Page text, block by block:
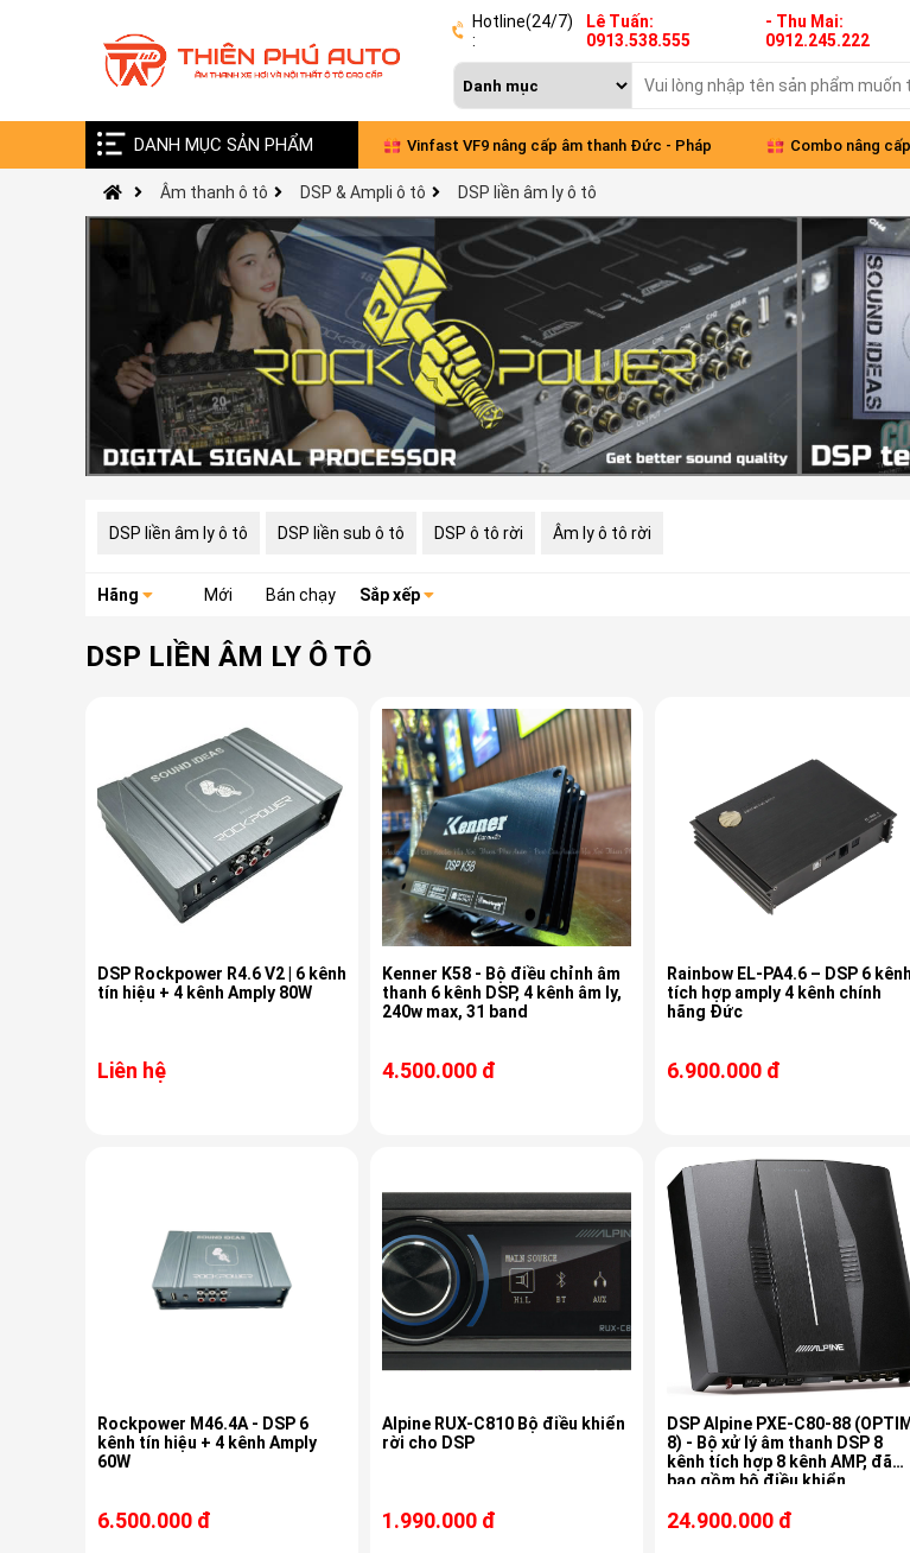
Hotline(24/7)
:
Lê Tuấn:
0913.538.555
- Thu Mai:
0912.245.222
DANH MỤC SẢN PHẨM
Ford Everst 2024 nâng cấp âm thanh toàn Vinfast VF9 nâng cấp âm thanh Đức - Pháp Combo nâng
Âm thanh ô tô DSP & Ampli ô tô DSP liền âm ly ô tô
DSP liền âm ly ô tô DSP liền sub ô tô DSP ô tô rời Âm ly ô tô rời
Hãng Mới Bán chạy Sắp xếp
DSP LIỀN ÂM LY Ô TÔ
DSP Rockpower R4.6 V2 | 6 kênh
tín hiệu + 4 kênh Amply 80W
Liên hệ
Kenner K58 - Bộ điều chỉnh âm
thanh 6 kênh DSP, 4 kênh âm ly,
240w max, 31 band
4.500.000 đ
Rainbow EL-PA4.6 – DSP 6 kênh
tích hợp amply 4 kênh chính
hãng Đức
6.900.000 đ
Rockpower M46.4A - DSP 6
kênh tín hiệu + 4 kênh Amply
60W
6.500.000 đ
Alpine RUX-C810 Bộ điều khiển
rời cho DSP
1.990.000 đ
DSP Alpine PXE-C80-88
8) - Bộ xử lý âm thanh DSP 8
kênh tích hợp 8 kênh AMP, đã
bao gồm bộ điều khiển
24.900.000 đ